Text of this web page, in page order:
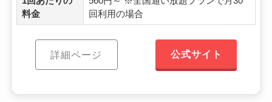
料金
回利用の場合
詳細ページ 公式サイト